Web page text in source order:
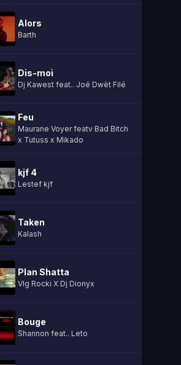
Alors
Barth
Dis-moi
Dj Kawest feat.. Joé Dwèt Filé
Feu
Maurane Voyer featv Bad Bitch
x Tutuss x Mikado
kjf 4
Lestef kjf
Taken
Kalash
Plan Shatta
Vlg Rocki X Dj Dionyx
Bouge
Shannon feat.. Leto